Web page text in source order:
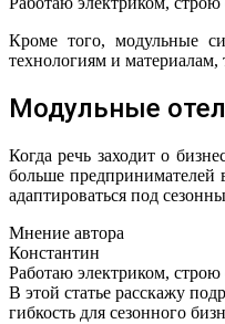
Кроме того, модульные
технологиям и материалам,
Модульные
Когда речь заходит о
больше предпринимателей
адаптироваться под
Мнение автора
Константин
Работаю электриком,
В этой статье расскажу
гибкость для сезонного